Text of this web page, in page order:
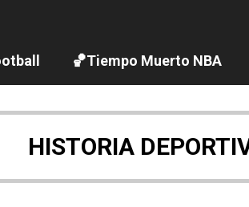
(París, Francia) - Dobletes de
(Estambul, Turquía)
(París, Francia) - España domina
🏀Tiempo Muerto NBA
HISTORIA